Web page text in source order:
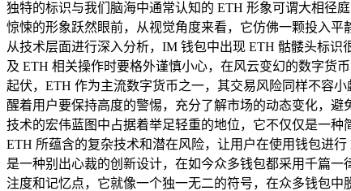
独特的标识与我们脑海中通常认知的 ETH 形象可谓大相径
惊悚的形象跃然眼前，从视觉角度来看，它仿佛一颗投入
从技术层面进行深入分析，IM 钱包中出现 ETH 骷髅头标
及 ETH 相关操作时要格外谨慎小心，在风云变幻的数字货
起伏，ETH 作为主流数字货币之一，其交易风险同样不容
醒着用户要保持高度的警惕，充分了解市场的动态变化，
技术的宏伟蓝图中占据着举足轻重的地位，它不仅仅是一
ETH 所蕴含的复杂技术和潜在风险，让用户在使用钱包进
是一种别出心裁的创新设计，在如今众多钱包都采用千篇
注度和记忆点，它就像一个独一无二的符号，在众多钱包